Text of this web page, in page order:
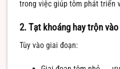
trong việc giúp tôm phát triển
2. Tạt khoáng hay trộn
Tùy vào giai đoạn: